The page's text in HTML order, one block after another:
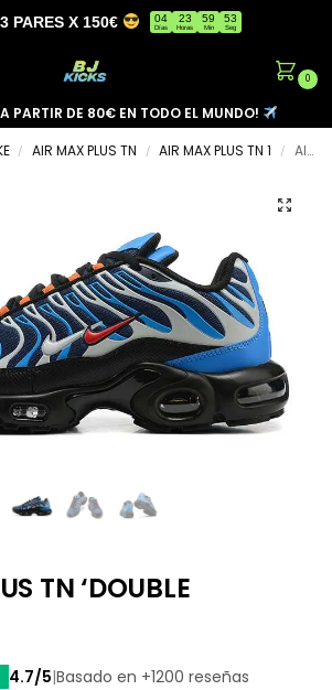
PARES X 150€ 04
Días
23
Horas
59
Min
53
Seg
0
PARTIR DE 80€ EN TODO EL MUNDO!
/ AIR MAX PLUS TN / AIR MAX PLUS TN 1 / AIR MAX PLUS TN ‘DOUBLE SWOOSH’
TN ‘DOUBLE
4.7/5|Basado en +1200 reseñas